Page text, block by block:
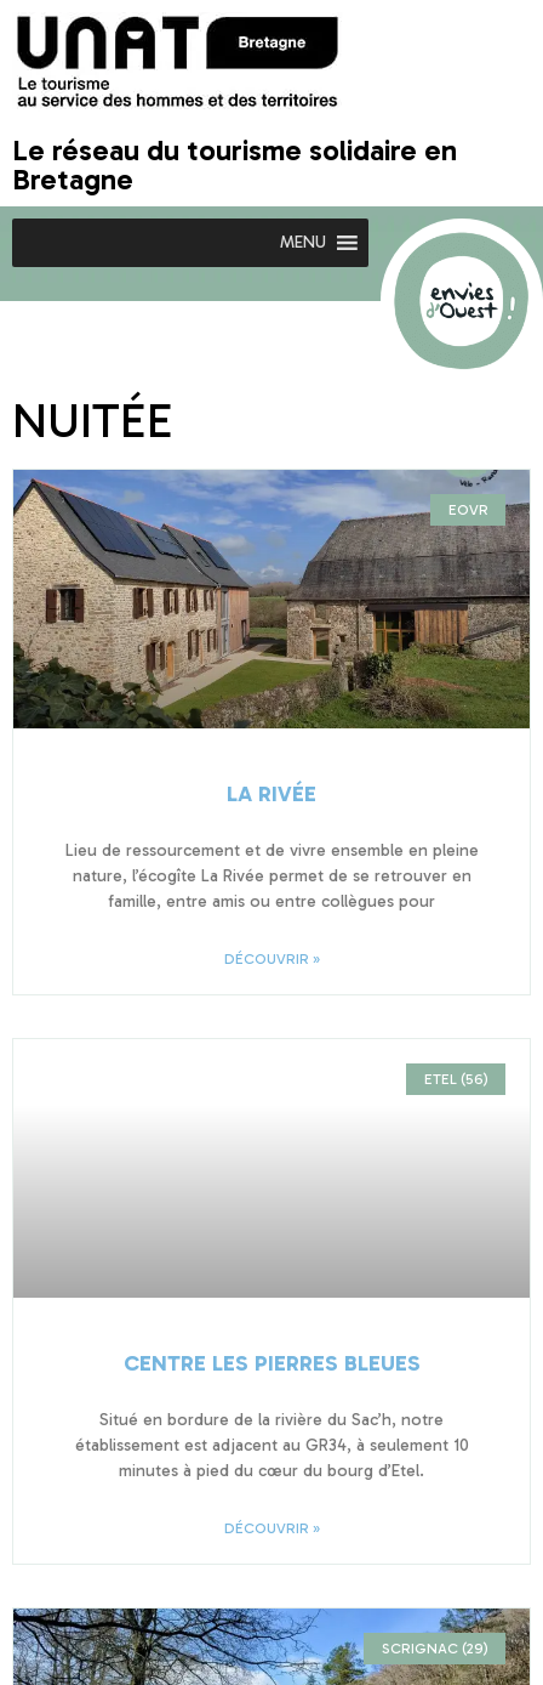
Le réseau du tourisme solidaire en
Bretagne
MENU
NUITÉE
EOVR
LA RIVÉE
Lieu de ressourcement et de vivre ensemble en pleine
nature, l’écogîte La Rivée permet de se retrouver en
famille, entre amis ou entre collègues pour
DÉCOUVRIR »
ETEL (56)
CENTRE LES PIERRES BLEUES
Situé en bordure de la rivière du Sac’h, notre
établissement est adjacent au GR34, à seulement 10
minutes à pied du cœur du bourg d’Etel.
DÉCOUVRIR »
SCRIGNAC (29)